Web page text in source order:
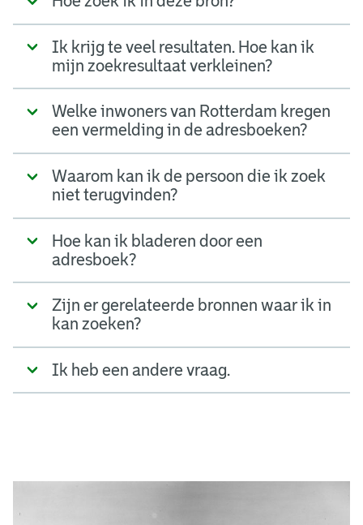
Ik krijg te veel resultaten. Hoe kan ik
mijn zoekresultaat verkleinen?
Welke inwoners van Rotterdam kregen
een vermelding in de adresboeken?
Waarom kan ik de persoon die ik zoek
niet terugvinden?
Hoe kan ik bladeren door een
adresboek?
Zijn er gerelateerde bronnen waar ik in
kan zoeken?
Ik heb een andere vraag.
e